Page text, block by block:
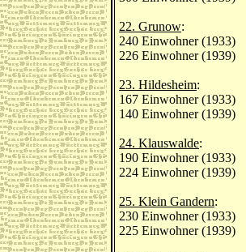
22. Grunow:
240 Einwohner (1933)
226 Einwohner (1939)
23. Hildesheim:
167 Einwohner (1933)
140 Einwohner (1939)
24. Klauswalde:
190 Einwohner (1933)
224 Einwohner (1939)
25. Klein Gandern:
230 Einwohner (1933)
225 Einwohner (1939)